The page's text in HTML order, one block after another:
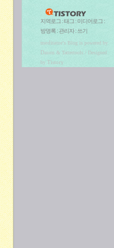
지역로그 :태그 : 미디어로그 :
방명록 :관리자: 쓰기
meditator's Blog is powered by
Daum & Tattertools / Designed
by Tistory